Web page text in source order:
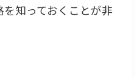
知っておくことが非